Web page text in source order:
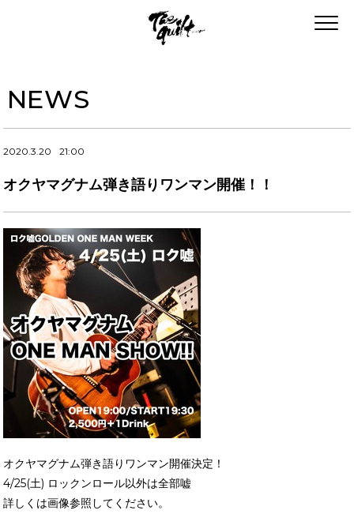
NEWS
2020.3.20 21:00
オクヤマグナム弾き語りワンマン開催！！
オクヤマグナム弾き語りワンマン開催決定！
4/25(土) ロックンロール以外は全部嘘
詳しくは画像参照してください。